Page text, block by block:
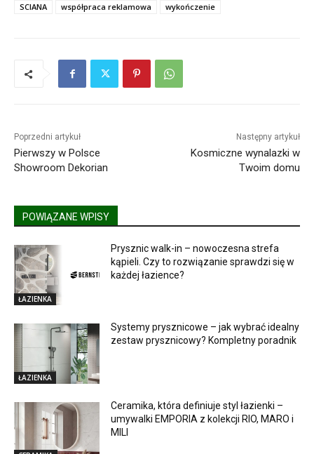
SCIANA
współpraca reklamowa wykończenie
Poprzedni artykuł
Pierwszy w Polsce
Showroom Dekorian
Następny artykuł
Kosmiczne wynalazki w
Twoim domu
POWIĄZANE WPISY
ŁAZIENKA
Prysznic walk-in – nowoczesna strefa
kąpieli. Czy to rozwiązanie sprawdzi się w
każdej łazience?
ŁAZIENKA
Systemy prysznicowe – jak wybrać idealny
zestaw prysznicowy? Kompletny poradnik
Ceramika, która definiuje styl łazienki –
umywalki EMPORIA z kolekcji RIO, MARO i
MILI